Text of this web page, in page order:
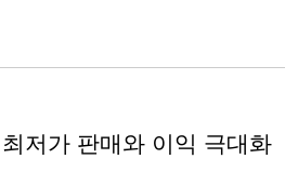
저가 판매와 이익 극대화